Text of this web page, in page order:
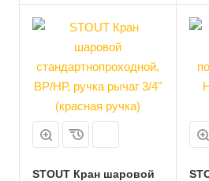
STOUT Кран шаровой
STOUT